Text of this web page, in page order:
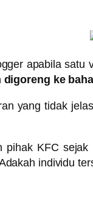
apabila
ke
yang tidak
KFC
individu